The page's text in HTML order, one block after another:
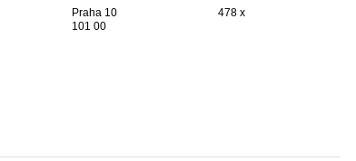
Praha 10
101 00
478 x